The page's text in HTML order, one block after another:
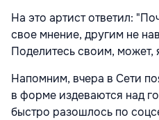
На это артист ответил:
свое мнение, другим не
Поделитесь своим, может,
Напомним, вчера в Сети
в форме издеваются над
быстро разошлось по